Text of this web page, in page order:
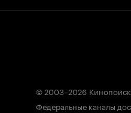
© 2003–2026 Кинопоиск
Федеральные каналы